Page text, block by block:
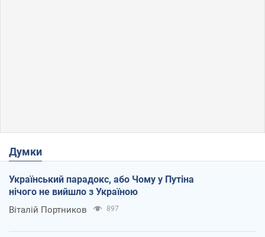
Думки
Український парадокс, або Чому у Путіна
нічого не вийшло з Україною
Віталій Портников 897